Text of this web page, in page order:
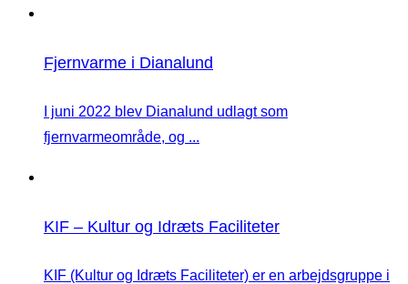
Fjernvarme i Dianalund
I juni 2022 blev Dianalund udlagt som
fjernvarmeområde, og ...
KIF – Kultur og Idræts Faciliteter
KIF (Kultur og Idræts Faciliteter) er en arbejdsgruppe i